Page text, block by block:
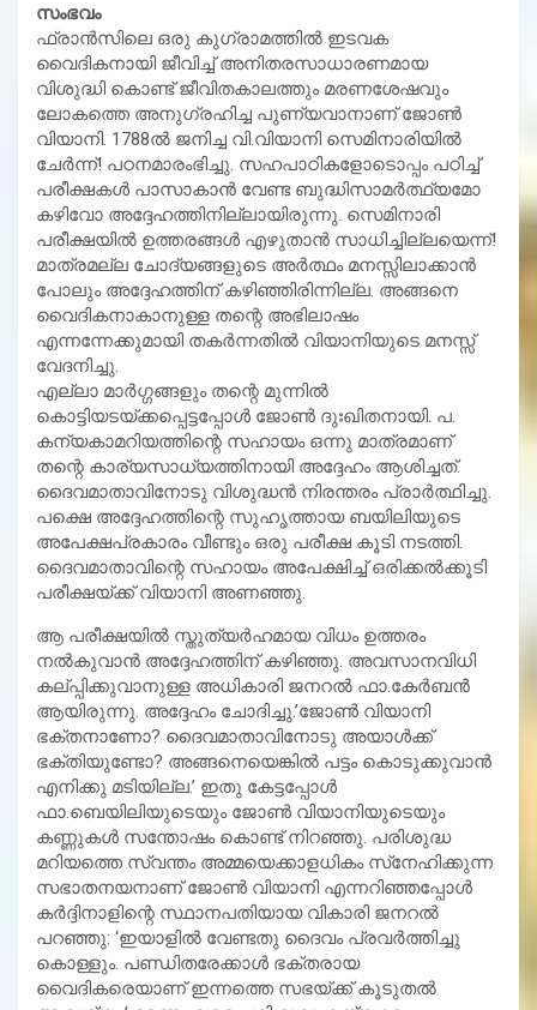
സംഭവം
ഫ്രാന്‍സിലെ ഒരു കുഗ്രാമത്തില്‍ ഇടവക
വൈദികനായി ജീവിച്ച് അനിതരസാധാരണമായ
വിശുദ്ധി കൊണ്ട് ജീവിതകാലത്തും മരണശേഷവും
ലോകത്തെ അനുഗ്രഹിച്ച പുണ്യവാനാണ് ജോണ്‍
വിയാനി. 1788ല്‍ ജനിച്ച വി.വിയാനി സെമിനാരിയില്‍
ചേര്‍ന്ന്! പഠനമാരംഭിച്ചു. സഹപാഠികളോടൊപ്പം പഠിച്ച്
പരീക്ഷകള്‍ പാസാകാന്‍ വേണ്ട ബുദ്ധിസാമര്‍ത്ഥ്യമോ
കഴിവോ അദ്ദേഹത്തിനില്ലായിരുന്നു. സെമിനാരി
പരീക്ഷയില്‍ ഉത്തരങ്ങള്‍ എഴുതാന്‍ സാധിച്ചില്ലയെന്ന്!
മാത്രമല്ല ചോദ്യങ്ങളുടെ അര്‍ത്ഥം മനസ്സിലാക്കാന്‍
പോലും അദ്ദേഹത്തിന് കഴിഞ്ഞിരിന്നില്ല. അങ്ങനെ
വൈദികനാകാനുള്ള തന്റെ അഭിലാഷം
എന്നന്നേക്കുമായി തകര്‍ന്നതില്‍ വിയാനിയുടെ മനസ്സ്
വേദനിച്ചു.
എല്ലാ മാര്‍ഗ്ഗങ്ങളും തന്റെ മുന്നില്‍
കൊട്ടിയടയ്ക്കപ്പെട്ടപ്പോള്‍ ജോണ്‍ ദുഃഖിതനായി. പ.
കന്യകാമറിയത്തിന്റെ സഹായം ഒന്നു മാത്രമാണ്
തന്റെ കാര്യസാധ്യത്തിനായി അദ്ദേഹം ആശിച്ചത്.
ദൈവമാതാവിനോടു വിശുദ്ധന്‍ നിരന്തരം പ്രാര്‍ത്ഥിച്ചു.
പക്ഷെ അദ്ദേഹത്തിന്റെ സുഹൃത്തായ ബയിലിയുടെ
അപേക്ഷപ്രകാരം വീണ്ടും ഒരു പരീക്ഷ കൂടി നടത്തി.
ദൈവമാതാവിന്റെ സഹായം അപേക്ഷിച്ച് ഒരിക്കല്‍ക്കൂടി
പരീക്ഷയ്ക്ക് വിയാനി അണഞ്ഞു.
ആ പരീക്ഷയില്‍ സ്തുത്യര്‍ഹമായ വിധം ഉത്തരം
നല്‍കുവാന്‍ അദ്ദേഹത്തിന് കഴിഞ്ഞു. അവസാനവിധി
കല്പ്പിക്കുവാനുള്ള അധികാരി ജനറല്‍ ഫാ.കേര്‍ബന്‍
ആയിരുന്നു. അദ്ദേഹം ചോദിച്ചു.’ജോണ്‍ വിയാനി
ഭക്തനാണോ? ദൈവമാതാവിനോടു അയാള്‍ക്ക്
ഭക്തിയുണ്ടോ? അങ്ങനെയെങ്കില്‍ പട്ടം കൊടുക്കുവാന്‍
എനിക്കു മടിയില്ല.’ ഇതു കേട്ടപ്പോള്‍
ഫാ.ബെയിലിയുടെയും ജോണ്‍ വിയാനിയുടെയും
കണ്ണുകള്‍ സന്തോഷം കൊണ്ട് നിറഞ്ഞു. പരിശുദ്ധ
മറിയത്തെ സ്വന്തം അമ്മയെക്കാളധികം സ്‌നേഹിക്കുന്ന
സഭാതനയനാണ് ജോണ്‍ വിയാനി എന്നറിഞ്ഞപ്പോള്‍
കര്‍ദ്ദിനാളിന്റെ സ്ഥാനപതിയായ വികാരി ജനറല്‍
പറഞ്ഞു: ‘ഇയാളില്‍ വേണ്ടതു ദൈവം പ്രവര്‍ത്തിച്ചു
കൊള്ളും. പണ്ഡിതരേക്കാള്‍ ഭക്തരായ
വൈദികരെയാണ് ഇന്നത്തെ സഭയ്ക്ക് കൂടുതല്‍